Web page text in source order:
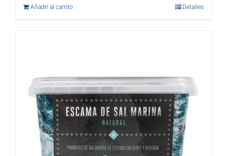
Añadir al carrito Detalles